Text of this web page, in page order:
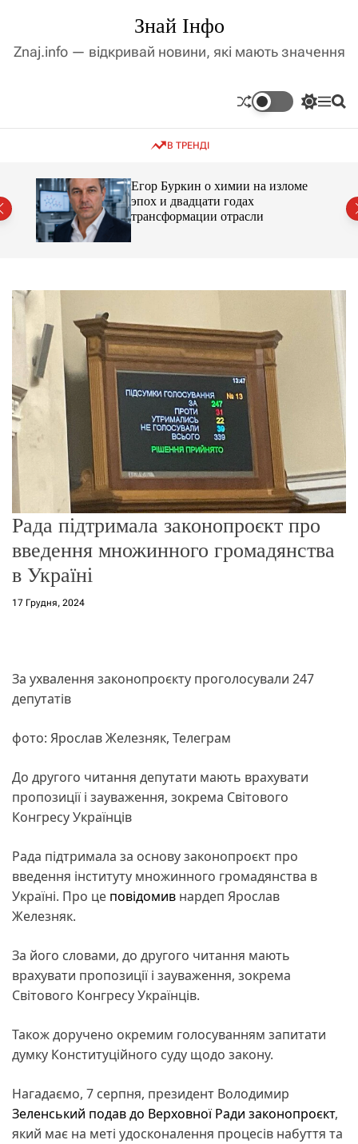
д
і
с
Знай Інфо
Znaj.info — відкривай новини, які мають значення
П
к
о
М П
В ТРЕНДІ
Егор Буркин о химии на изломе
эпох и двадцати годах
трансформации отрасли
Рада підтримала законопроєкт про
введення множинного громадянства
в Україні
17 Грудня, 2024
За ухвалення законопроєкту проголосували 247
депутатів
фото: Ярослав Железняк, Телеграм
До другого читання депутати мають врахувати
пропозиції і зауваження, зокрема Світового
Конгресу Українців
Рада підтримала за основу законопроєкт про
введення інституту множинного громадянства в
Україні. Про це повідомив нардеп Ярослав
Железняк.
За його словами, до другого читання мають
врахувати пропозиції і зауваження, зокрема
Світового Конгресу Українців.
Також доручено окремим голосуванням запитати
думку Конституційного суду щодо закону.
Нагадаємо, 7 серпня, президент Володимир
Зеленський подав до Верховної Ради законопроєкт,
який має на меті удосконалення процесів набуття та